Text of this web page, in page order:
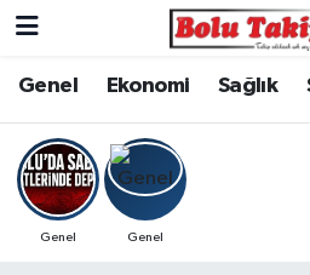
Genel Ekonomi Sağlık
Genel Genel